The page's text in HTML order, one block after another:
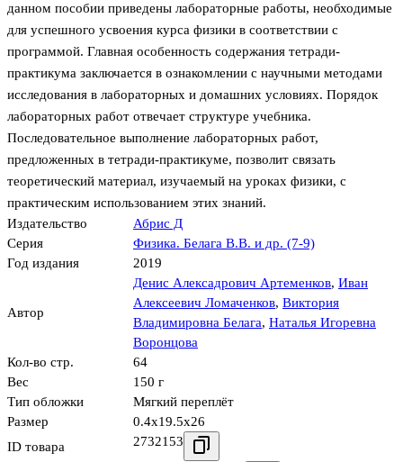
данном пособии приведены лабораторные работы, необходимые
для успешного усвоения курса физики в соответствии с
программой. Главная особенность содержания тетради-
практикума заключается в ознакомлении с научными методами
исследования в лабораторных и домашних условиях. Порядок
лабораторных работ отвечает структуре учебника.
Последовательное выполнение лабораторных работ,
предложенных в тетради-практикуме, позволит связать
теоретический материал, изучаемый на уроках физики, с
практическим использованием этих знаний.
Издательство
Абрис Д
Серия
Физика. Белага В.В. и др. (7-9)
Год издания
2019
Автор
Денис Алексадрович Артеменков, Иван
Алексеевич Ломаченков, Виктория
Владимировна Белага, Наталья Игоревна
Воронцова
Кол-во стр.
64
Вес
150 г
Тип обложки
Мягкий переплёт
Размер
0.4x19.5x26
ID товара
2732153